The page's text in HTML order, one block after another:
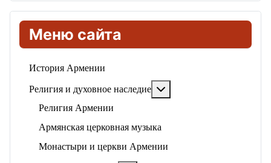
Меню сайта
История Армении
Религия и духовное наследие
Религия Армении
Армянская церковная музыка
Монастыри и церкви Армении